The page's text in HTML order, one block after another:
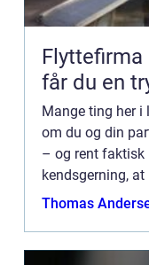
Flyttefirma
får du en
Mange ting her i
om du og din
– og rent faktisk
kendsgerning,
opløsning hvert
Thomas